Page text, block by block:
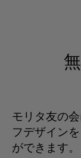
モリタ友の
フデザイン
ができます。